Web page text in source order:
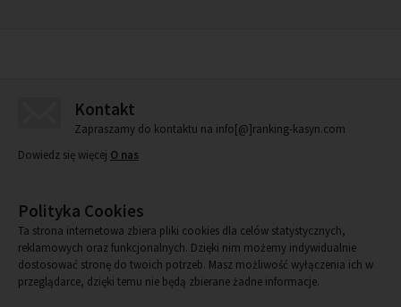
Kontakt
Zapraszamy do kontaktu na info[@]ranking-kasyn.com
Dowiedz się więcej O nas
Polityka Cookies
Ta strona internetowa zbiera pliki cookies dla celów statystycznych,
reklamowych oraz funkcjonalnych. Dzięki nim możemy indywidualnie
dostosować stronę do twoich potrzeb. Masz możliwość wyłączenia ich w
przeglądarce, dzięki temu nie będą zbierane żadne informacje.